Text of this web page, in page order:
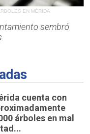
EN MÉRIDA
sembró
cuenta con
árboles en mal